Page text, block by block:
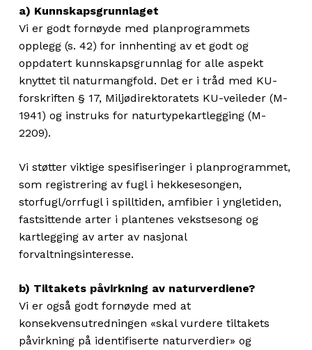
a) Kunnskapsgrunnlaget
Vi er godt fornøyde med planprogrammets
opplegg (s. 42) for innhenting av et godt og
oppdatert kunnskapsgrunnlag for alle aspekt
knyttet til naturmangfold. Det er i tråd med KU-
forskriften § 17, Miljødirektoratets KU-veileder (M-
1941) og instruks for naturtypekartlegging (M-
2209).
Vi støtter viktige spesifiseringer i planprogrammet,
som registrering av fugl i hekkesesongen,
storfugl/orrfugl i spilltiden, amfibier i yngletiden,
fastsittende arter i plantenes vekstsesong og
kartlegging av arter av nasjonal
forvaltningsinteresse.
b) Tiltakets påvirkning av naturverdiene?
Vi er også godt fornøyde med at
konsekvensutredningen «skal vurdere tiltakets
påvirkning på identifiserte naturverdier» og